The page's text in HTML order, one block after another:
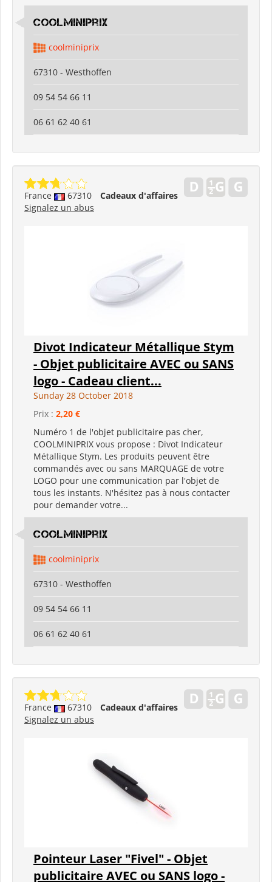
coolminiprix
coolminiprix
67310 - Westhoffen
09 54 54 66 11
06 61 62 40 61
France 67310
Cadeaux d'affaires
Signalez un abus
Divot Indicateur Métallique Stym
- Objet publicitaire AVEC ou SANS
logo - Cadeau client...
Sunday 28 October 2018
Prix : 2,20 €
Numéro 1 de l'objet publicitaire pas cher,
COOLMINIPRIX vous propose : Divot Indicateur
Métallique Stym. Les produits peuvent être
commandés avec ou sans MARQUAGE de votre
LOGO pour une communication par l'objet de
tous les instants. N'hésitez pas à nous contacter
pour demander votre...
coolminiprix
coolminiprix
67310 - Westhoffen
09 54 54 66 11
06 61 62 40 61
France 67310
Cadeaux d'affaires
Signalez un abus
Pointeur Laser "Fivel" - Objet
publicitaire AVEC ou SANS logo -